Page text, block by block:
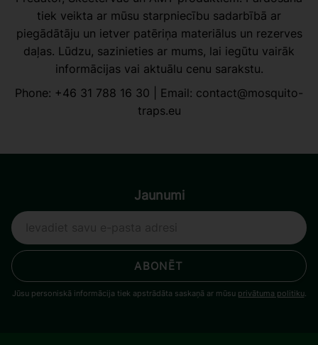
tiek veikta ar mūsu starpniecību sadarbībā ar
piegādātāju un ietver patēriņa materiālus un rezerves
daļas. Lūdzu, sazinieties ar mums, lai iegūtu vairāk
informācijas vai aktuālu cenu sarakstu.
Phone: +46 31 788 16 30 | Email: contact@mosquito-
traps.eu
Jaunumi
ABONĒT
Jūsu personiskā informācija tiek apstrādāta saskaņā ar mūsu privātuma politiku.